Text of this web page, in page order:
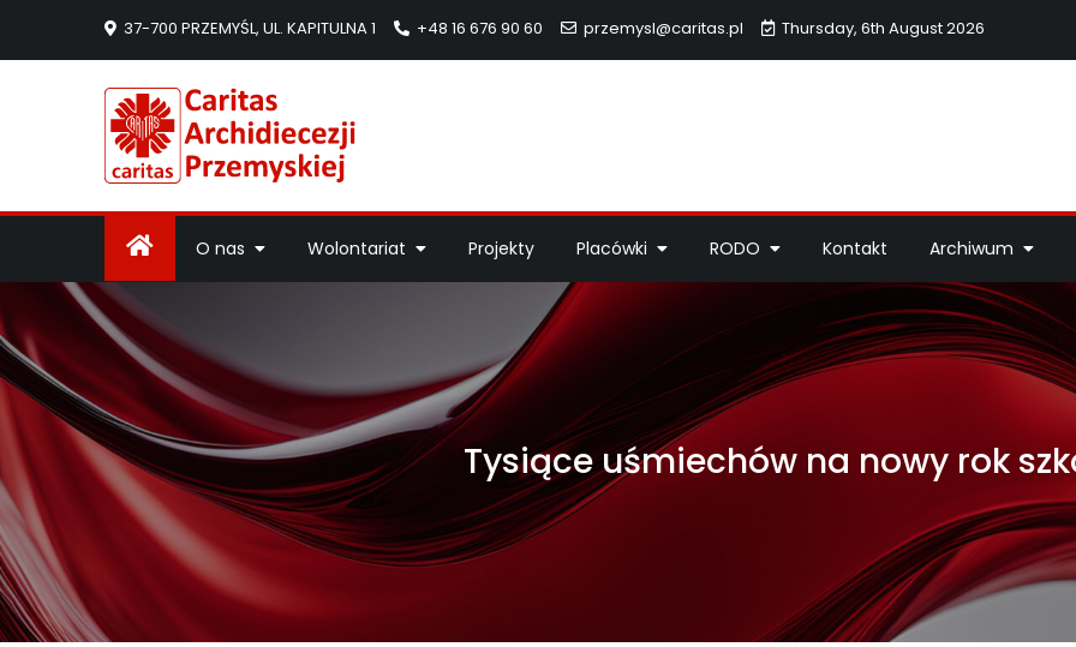
37-700 PRZEMYŚL, UL. KAPITULNA 1 +48 16 676 90 60 przemysl@caritas.pl Thursday, 6th August 2026
O nas Wolontariat Projekty Placówki RODO Kontakt Archiwum
Tysiące uśmiechów na nowy rok